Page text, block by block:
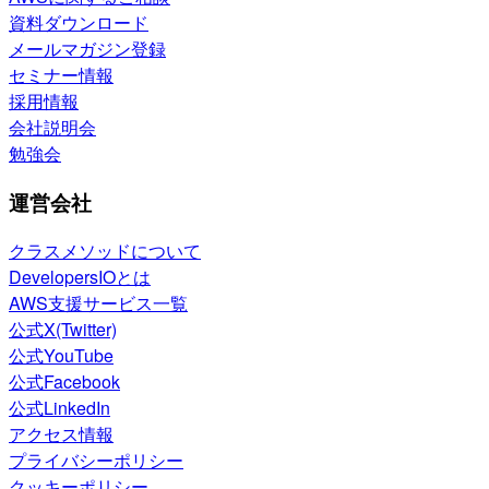
資料ダウンロード
メールマガジン登録
セミナー情報
採用情報
会社説明会
勉強会
運営会社
クラスメソッドについて
DevelopersIOとは
AWS支援サービス一覧
公式X(Twitter)
公式YouTube
公式Facebook
公式LinkedIn
アクセス情報
プライバシーポリシー